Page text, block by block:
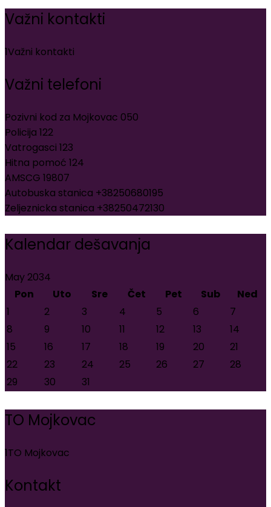
Važni kontakti
1Važni kontakti
Važni telefoni
Pozivni kod za Mojkovac 050
Policija 122
Vatrogasci 123
Hitna pomoć 124
AMSCG 19807
Autobuska stanica +38250680195
Zeljeznicka stanica +38250472130
Kalendar dešavanja
May 2034
Pon
Uto Sre Čet Pet Sub
Ned
1
2 3 4 5 6
7
8
9 10 11 12 13
14
15
16 17 18 19 20
21
22
23 24 25 26 27
28
29
30 31
TO Mojkovac
1TO Mojkovac
Kontakt